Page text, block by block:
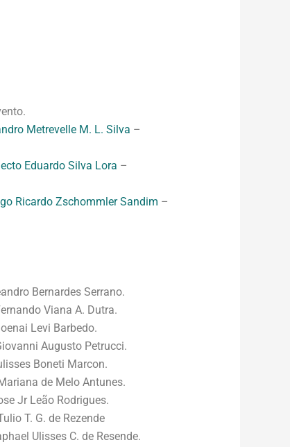
Metrevelle M. L. Silva –
Eduardo Silva Lora –
Ricardo Zschommler Sandim –
Bernardes Serrano.
Viana A. Dutra.
Levi Barbedo.
Augusto Petrucci.
Boneti Marcon.
de Melo Antunes.
Jr Leão Rodrigues.
T. G. de Rezende
Ulisses C. de Resende.